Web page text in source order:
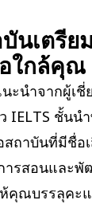
นเตรีย
ใกล้คุณ
ะนำจากผู้เชี่
IELTS ชั้นน
สถาบันที่มีชื่อ
ารสอนและ
คุณบรรลุคะ